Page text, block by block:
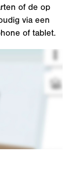
of de op
via een
of tablet.